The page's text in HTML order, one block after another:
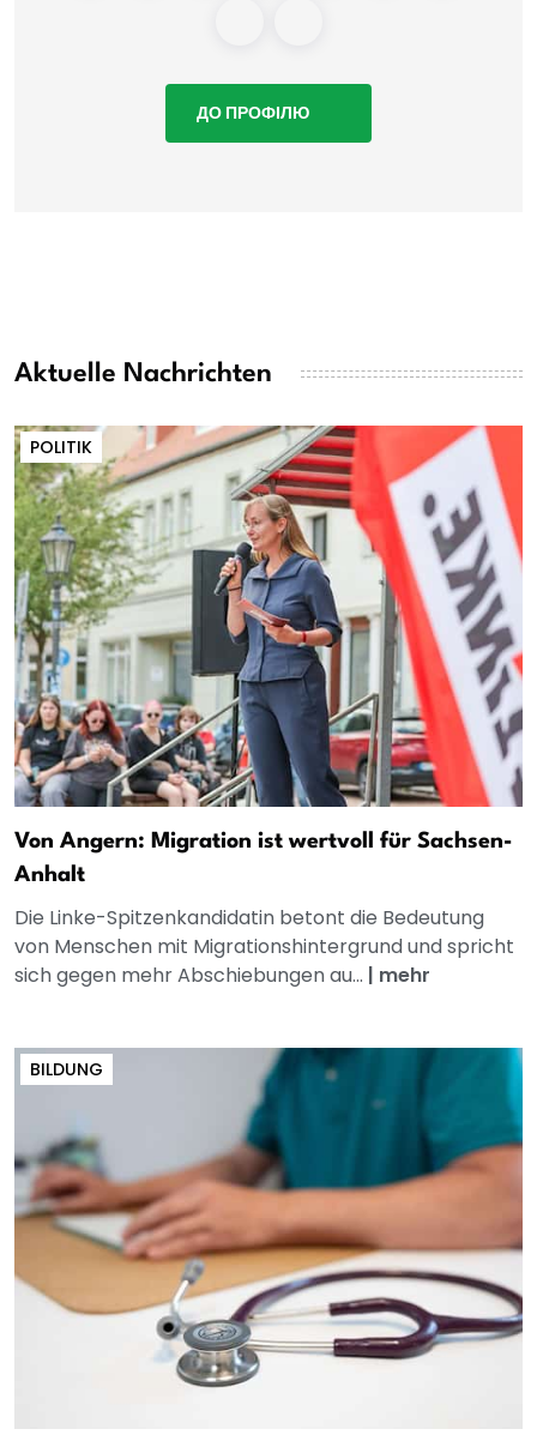
ДО ПРОФІЛЮ
Aktuelle Nachrichten
POLITIK
Von Angern: Migration ist wertvoll für Sachsen-
Anhalt
Die Linke-Spitzenkandidatin betont die Bedeutung
von Menschen mit Migrationshintergrund und spricht
sich gegen mehr Abschiebungen au... | mehr
BILDUNG